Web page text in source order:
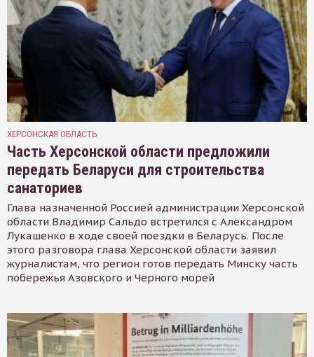
ХЕРСОНСКАЯ ОБЛАСТЬ
Часть Херсонской области предложили
передать Беларуси для строительства
санаториев
Глава назначенной Россией администрации Херсонской
области Владимир Сальдо встретился с Александром
Лукашенко в ходе своей поездки в Беларусь. После
этого разговора глава Херсонской области заявил
журналистам, что регион готов передать Минску часть
побережья Азовского и Черного морей